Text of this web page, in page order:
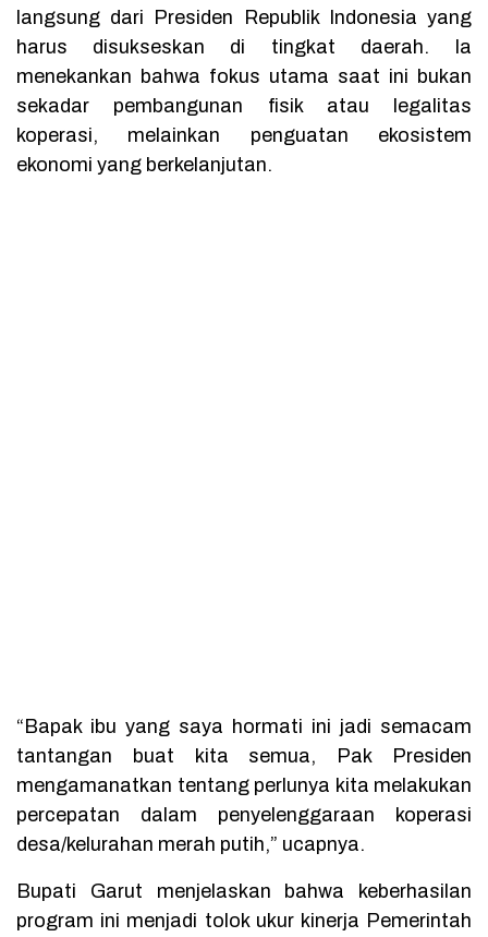
langsung dari Presiden Republik Indonesia yang
harus disukseskan di tingkat daerah. Ia
menekankan bahwa fokus utama saat ini bukan
sekadar pembangunan fisik atau legalitas
koperasi, melainkan penguatan ekosistem
ekonomi yang berkelanjutan.
“Bapak ibu yang saya hormati ini jadi semacam
tantangan buat kita semua, Pak Presiden
mengamanatkan tentang perlunya kita melakukan
percepatan dalam penyelenggaraan koperasi
desa/kelurahan merah putih,” ucapnya.
Bupati Garut menjelaskan bahwa keberhasilan
program ini menjadi tolok ukur kinerja Pemerintah